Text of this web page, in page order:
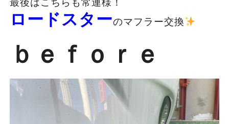
最後はこちらも常連様！
ロードスターのマフラー交換
ｂｅｆｏｒｅ